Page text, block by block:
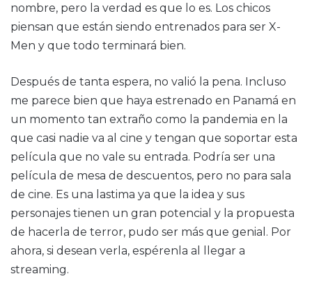
nombre, pero la verdad es que lo es. Los chicos
piensan que están siendo entrenados para ser X-
Men y que todo terminará bien.
Después de tanta espera, no valió la pena. Incluso
me parece bien que haya estrenado en Panamá en
un momento tan extraño como la pandemia en la
que casi nadie va al cine y tengan que soportar esta
película que no vale su entrada. Podría ser una
película de mesa de descuentos, pero no para sala
de cine. Es una lastima ya que la idea y sus
personajes tienen un gran potencial y la propuesta
de hacerla de terror, pudo ser más que genial. Por
ahora, si desean verla, espérenla al llegar a
streaming.